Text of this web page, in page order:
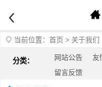
当前位置： 首页 > 关于我们
分类： 网站公告 友
留言反馈